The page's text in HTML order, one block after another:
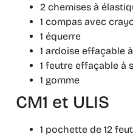
2 chemises à
1 compas avec
1 équerre
1 ardoise effaçable
1 feutre effaçable à
1 gomme
CM1 et ULIS
1 pochette de 12